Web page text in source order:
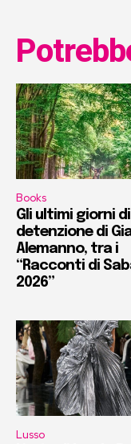
Books
Gli ultimi giorni di
detenzione di
Alemanno, tra i
“Racconti di
2026”
Lusso